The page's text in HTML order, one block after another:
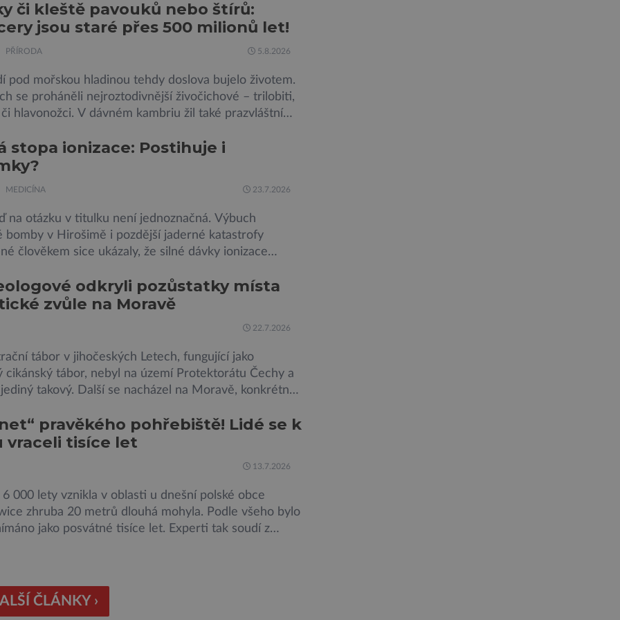
pohotovosti. A pak je tu Donald Kendall, generální
PepsiCo, který se v květnu roku 1989 stává
či kleště pavouků nebo štírů:
jsou staré přes 500 milionů let!
PŘÍRODA 5.8.2026
pod mořskou hladinou tehdy doslova bujelo životem.
se proháněli nejroztodivnější živočichové – trilobiti,
hlavonožci. V dávném kambriu žil také prazvláštní
Pavouci, štíři či klíšťata jsou členovci patřící do
Vyznačují se takzvanými chelicerami, které
stopa ionizace: Postihuje i
MEDICÍNA 23.7.2026
na otázku v titulku není jednoznačná. Výbuch
bomby v Hirošimě i pozdější jaderné katastrofy
člověkem sice ukázaly, že silné dávky ionizace
zcela jasné, nakolik se mutace vzniklé ozářením
na potomstvo. Před pěti lety, těsně před 35. výročím
Černobylské jaderné elektrárny, […]
odkryli pozůstatky místa
zvůle na Moravě
22.7.2026
tábor v jihočeských Letech, fungující jako
cikánský tábor, nebyl na území Protektorátu Čechy a
takový. Další se nacházel na Moravě, konkrétně
archeology. Někteří z asi 1400 Romů a Sintů, kteří
internováni, v něm vydechli naposledy. Jiné čekal
do […]
pravěkého pohřebiště! Lidé se k
vraceli tisíce let
13.7.2026
6 000 lety vznikla v oblasti u dnešní polské obce
zhruba 20 metrů dlouhá mohyla. Podle všeho bylo
jako posvátné tisíce let. Experti tak soudí z
dost mladších kruhových mohyl, které se nacházejí v
ČLÁNKY ›